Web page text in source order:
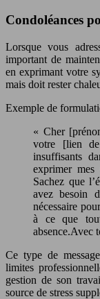
Condoléances
Lorsque vous
important de
en exprimant votre
mais doit rester
Exemple de
« Cher
votre [lien
insuffisants
exprimer mes
Sachez que
avez besoin
nécessaire
à ce que
absence.Avec
Ce type de
limites
gestion de son
source de stress